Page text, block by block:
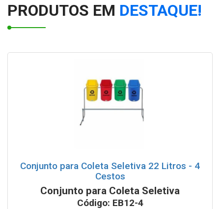
PRODUTOS EM DESTAQUE!
Conjunto para Coleta Seletiva 22 Litros - 4
Cestos
Conjunto para Coleta Seletiva
Código: EB12-4